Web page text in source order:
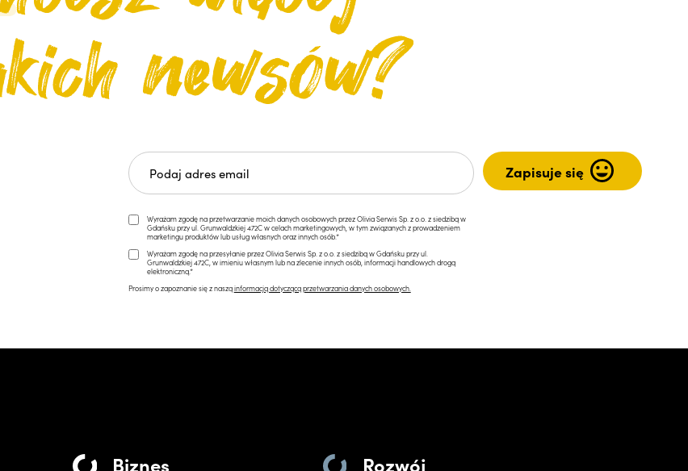
Wyrażam zgodę na przetwarzanie moich danych osobowych przez Olivia Serwis Sp. z o.o. z siedzibą w
Gdańsku przy ul. Grunwaldzkiej 472C w celach marketingowych, w tym związanych z prowadzeniem
marketingu produktów lub usług własnych oraz innych osób.*
Wyrażam zgodę na przesyłanie przez Olivia Serwis Sp. z o.o. z siedzibą w Gdańsku przy ul.
Grunwaldzkiej 472C, w imieniu własnym lub na zlecenie innych osób, informacji handlowych drogą
elektroniczną.*
Prosimy o zapoznanie się z nasząinformacją dotyczącą przetwarzania danych osobowych.
Biznes Rozwój